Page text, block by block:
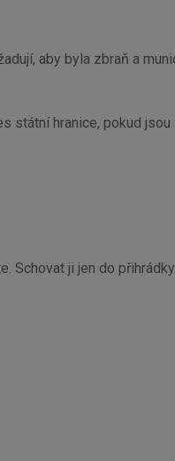
aby byla zbraň a
státní hranice, pokud
Schovat ji jen do